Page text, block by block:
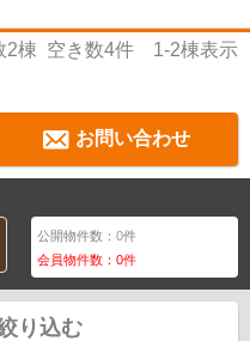
2棟 空き数4件 1-2棟表示
お問い合わせ
公開物件数：0件
会員物件数：0件
り込む